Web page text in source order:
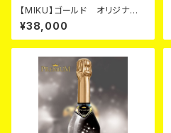
【MIKU】ゴールド オリジナル
シャンパン カード
¥38,000